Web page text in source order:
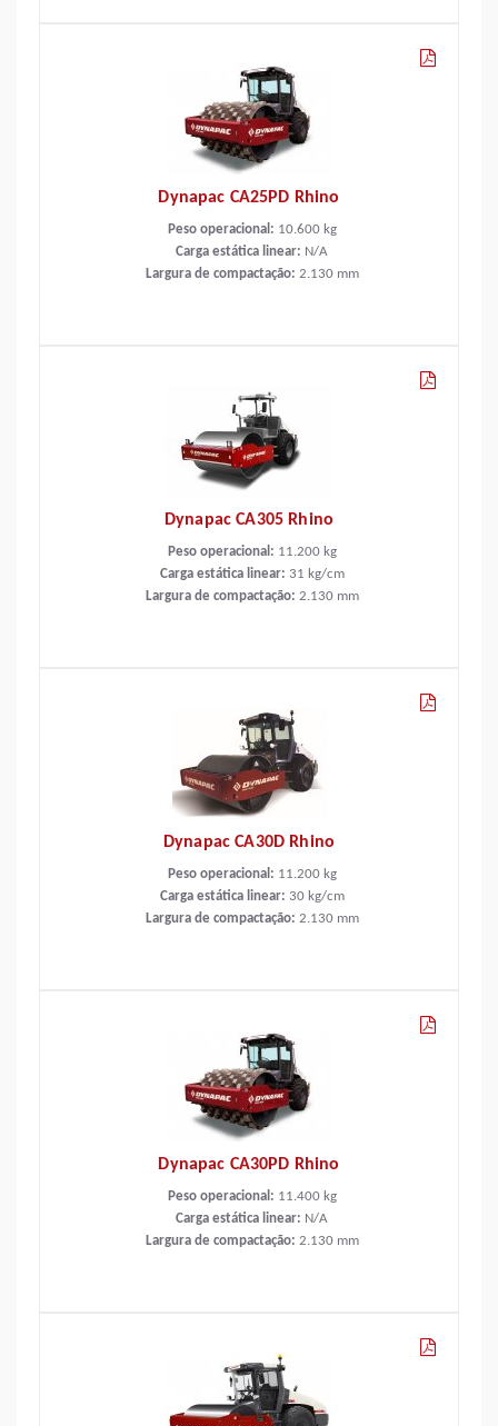
Dynapac CA25PD Rhino
Peso operacional: 10.600 kg
Carga estática linear: N/A
Largura de compactação: 2.130 mm
Dynapac CA305 Rhino
Peso operacional: 11.200 kg
Carga estática linear: 31 kg/cm
Largura de compactação: 2.130 mm
Dynapac CA30D Rhino
Peso operacional: 11.200 kg
Carga estática linear: 30 kg/cm
Largura de compactação: 2.130 mm
Dynapac CA30PD Rhino
Peso operacional: 11.400 kg
Carga estática linear: N/A
Largura de compactação: 2.130 mm